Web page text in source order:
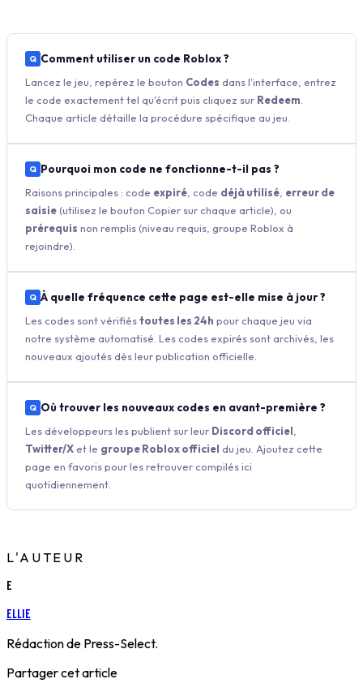
Comment utiliser un code Roblox ?
Lancez le jeu, repérez le bouton Codes dans l'interface, entrez
le code exactement tel qu'écrit puis cliquez sur Redeem.
Chaque article détaille la procédure spécifique au jeu.
Pourquoi mon code ne fonctionne-t-il pas ?
Raisons principales : code expiré, code déjà utilisé, erreur de
saisie(utilisez le bouton Copier sur chaque article), ou
prérequis non remplis (niveau requis, groupe Roblox à
rejoindre).
À quelle fréquence cette page est-elle mise à jour ?
Les codes sont vérifiéstoutes les 24h pour chaque jeu via
notre système automatisé. Les codes expirés sont archivés, les
nouveaux ajoutés dès leur publication officielle.
Où trouver les nouveaux codes en avant-première ?
Les développeurs les publient sur leur Discord officiel,
Twitter/X et le groupe Roblox officiel du jeu. Ajoutez cette
page en favoris pour les retrouver compilés ici
quotidiennement.
L'AUTEUR
E
Ellie
Rédaction de Press-Select.
Partager cet article